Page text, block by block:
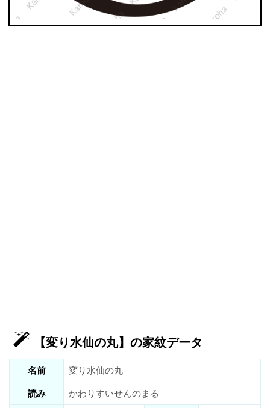
【変り水仙の丸】の家紋データ
名前
変り水仙の丸
読み
かわりすいせんのまる